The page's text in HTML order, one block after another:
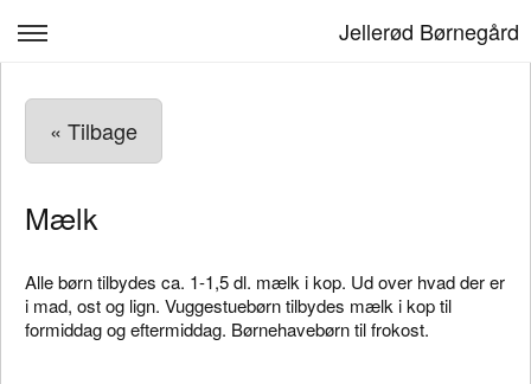
Jellerød Børnegård
Opskrivning & Priser
Kontakt, åbningstider og lukkedage
Bestyrelse, Politikker & Rapporter
Årshjul og praktisk info
« Tilbage
Mælk
Alle børn tilbydes ca. 1-1,5 dl. mælk i kop. Ud over hvad der er
i mad, ost og lign. Vuggestuebørn tilbydes mælk i kop til
formiddag og eftermiddag. Børnehavebørn til frokost.